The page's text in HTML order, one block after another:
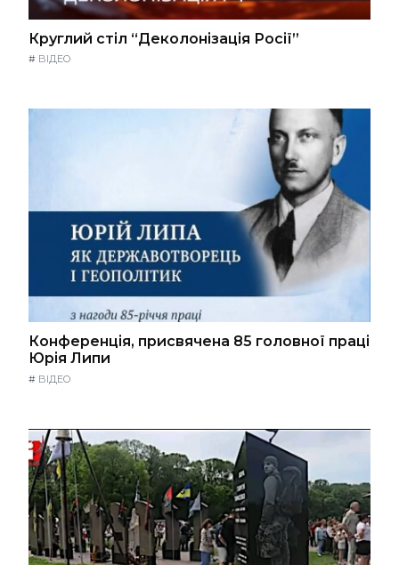
Круглий стіл “Деколонізація Росії”
# ВІДЕО
Конференція, присвячена 85 головної праці
Юрія Липи
# ВІДЕО